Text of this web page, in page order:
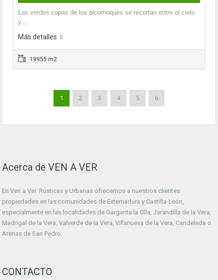
Las verdes copas de los alcornoques se recortan entre el cielo
y…
Más detalles
19955 m2
1 2 3 4 5 6
Acerca de VEN A VER
En Ven a Ver. Rústicas y Urbanas ofrecemos a nuestros clientes
propiedades en las comunidades de Extemadura y Castilla-León,
especialmente en las localidades de Garganta la Olla, Jarandilla de la Vera,
Madrigal de la Vera, Valverde de la Vera, Villanueva de la Vera, Candeleda o
Arenas de San Pedro.
CONTACTO